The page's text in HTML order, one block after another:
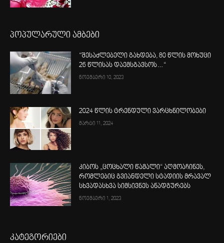
პოპულარული ამბები
“შესაძლებელი გახდება, 80 წლის მოხუცი
26 წლისას დაემსგავსოს…“
ნოემბერი 10, 2023
2024 წლის ტრენდული ვარცხნილობები
მარტი 11, 2024
კიბოს „ცოცხალი წამალი“ აღმოაჩინეს,
რომლებიც გვიანდელი სტადიის მრავალ
სხვადასხვა სიმსივნეს ანადგურებს
ნოემბერი 1, 2023
კატეგორიები